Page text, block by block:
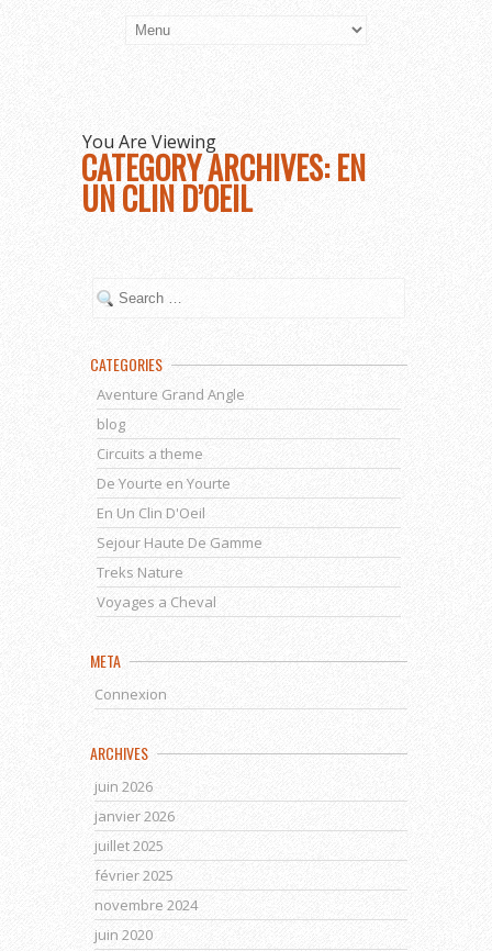
You Are Viewing
CATEGORY ARCHIVES: EN
UN CLIN D’OEIL
CATEGORIES
Aventure Grand Angle
blog
Circuits a theme
De Yourte en Yourte
En Un Clin D'Oeil
Sejour Haute De Gamme
Treks Nature
Voyages a Cheval
META
Connexion
ARCHIVES
juin 2026
janvier 2026
juillet 2025
février 2025
novembre 2024
juin 2020